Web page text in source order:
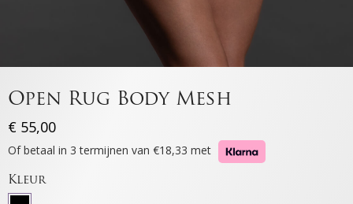
Open Rug Body Mesh
€ 55,00
Of betaal in 3 termijnen van €18,33 met
Kleur